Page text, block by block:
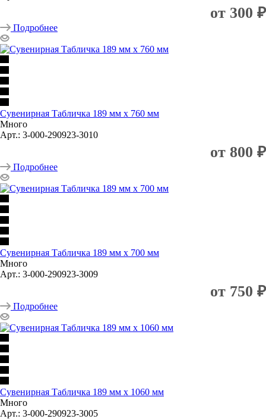
от 300 ₽
Подробнее
Сувенирная Табличка 189 мм х 760 мм
Много
Арт.: 3-000-290923-3010
от 800 ₽
Подробнее
Сувенирная Табличка 189 мм х 700 мм
Много
Арт.: 3-000-290923-3009
от 750 ₽
Подробнее
Сувенирная Табличка 189 мм х 1060 мм
Много
Арт.: 3-000-290923-3005